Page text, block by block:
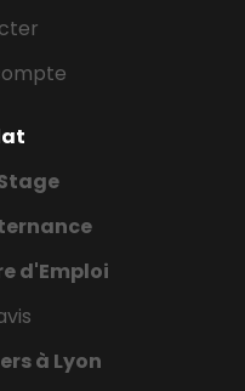
d'Emploi
à Lyon